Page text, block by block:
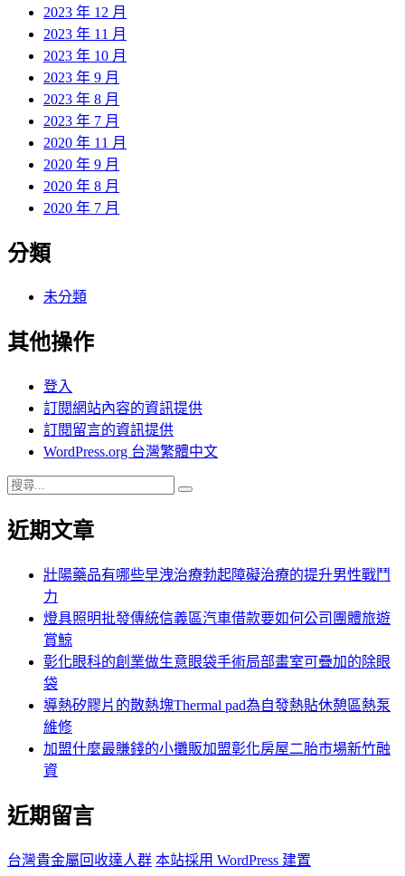
2023 年 12 月
2023 年 11 月
2023 年 10 月
2023 年 9 月
2023 年 8 月
2023 年 7 月
2020 年 11 月
2020 年 9 月
2020 年 8 月
2020 年 7 月
分類
未分類
其他操作
登入
訂閱網站內容的資訊提供
訂閱留言的資訊提供
WordPress.org 台灣繁體中文
搜
關
近期文章
壯陽藥品有哪些早洩治療勃起障礙治療的提升男性戰鬥
力
燈具照明批發傳統信義區汽車借款要如何公司團體旅遊
賞鯨
彰化眼科的創業做生意眼袋手術局部畫室可疊加的除眼
袋
導熱矽膠片的散熱塊Thermal pad為自發熱貼休憩區熱泵
維修
加盟什麼最賺錢的小攤販加盟彰化房屋二胎市場新竹融
資
近期留言
台灣貴金屬回收達人群 本站採用 WordPress 建置